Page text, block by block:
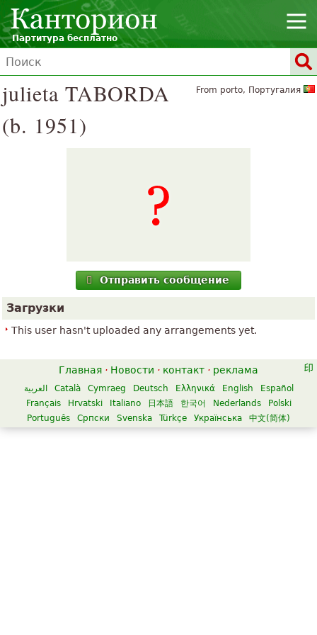
Партитура бесплатно
From porto, Португалия
julieta TABORDA
(b. 1951)
Отправить сообщение
Загрузки
This user hasn't uploaded any arrangements yet.
Главная · Новости · контакт · реклама
العربية Català Cymraeg Deutsch Ελληνικά English
Español
Français
Hrvatski Italiano 日本語 한국어 Nederlands
Polski
Português
Српски Svenska Türkçe Українська 中文(简体)